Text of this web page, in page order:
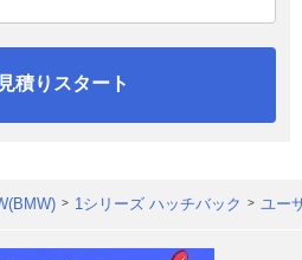
見積りスタート
1シリーズ ハッチバック ユー